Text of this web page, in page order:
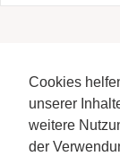
Cookies
unserer
weitere
der
Redaktion
Impressum